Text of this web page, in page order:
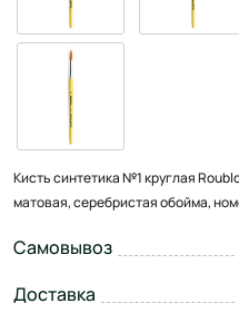
Кисть синтетика №1 круглая
матовая, серебристая обойма,
Самовывоз
Доставка